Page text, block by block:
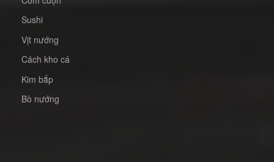
Sushi
Vịt nướng
Cách kho cá
Kim bắp
Bò nướng